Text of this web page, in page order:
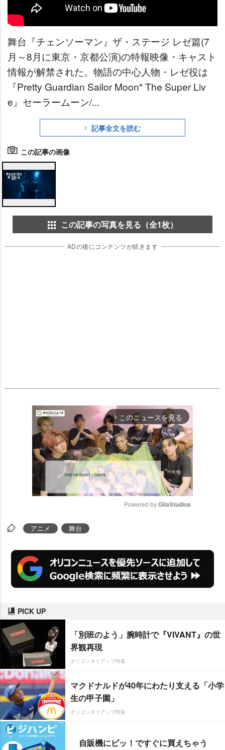
舞台『チェンソーマン』ザ・ステージ レゼ篇(7
月～8月に東京・京都公演)の特報映像・キャスト
情報が解禁された。物語の中心人物・レゼ役は
『Pretty Guardian Sailor Moon" The Super Liv
e』セーラームーン/...
記事全文を読む
この記事の画像
この記事の写真を見る（全1枚）
ADの後にコンテンツが続きます
arrow_forward_ios このニュースを見る
Powered by GliaStudios
アニメ 舞台
PICK UP
「別班のよう」腕時計で『VIVANT』の世
界観再現
オリコンタイアップ特集
マクドナルドが40年にわたり支える「小学
生の甲子園」
オリコンタイアップ特集
自販機にピッ！ですぐに買えちゃう